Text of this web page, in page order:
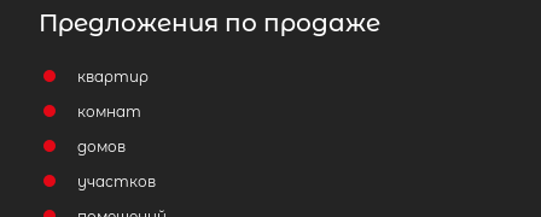
Предложения по продаже
квартир
комнат
домов
участков